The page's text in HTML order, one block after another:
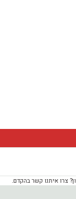
צרו איתנו קשר בהקדם.